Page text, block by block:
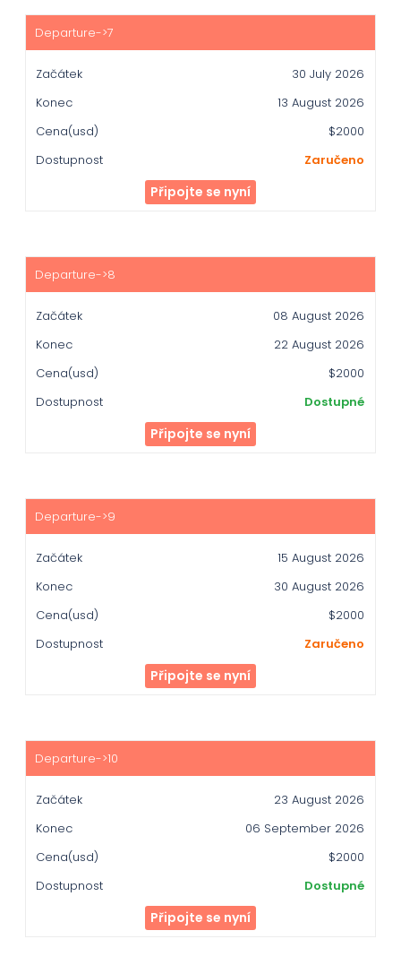
30 July 2026
13 August 2026
$2000
Zaručeno
Připojte se nyní
08 August 2026
22 August 2026
$2000
Dostupné
Připojte se nyní
15 August 2026
30 August 2026
$2000
Zaručeno
Připojte se nyní
23 August 2026
06 September 2026
$2000
Dostupné
Připojte se nyní